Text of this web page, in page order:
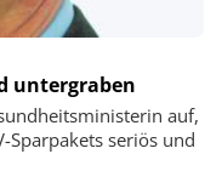
untergraben
auf,
Sparpakets seriös und